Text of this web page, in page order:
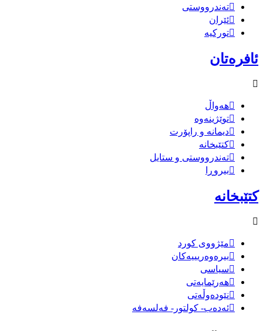
تەندرووستی
ئێران
تورکیە
ئافرەتان
هەواڵ
توێژینەوە
دیمانە و راپۆرت
کتێبخانە
تەندرووستی و ستایل
بیروڕا
کتێبخانە
مێژووى کورد
بیرەوەریییەکان
سیاسى
هەرێمایەتی
نێودەوڵەتی
ئەدەب- کولتور- فەلسەفە